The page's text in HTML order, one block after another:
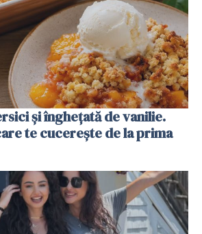
și înghețată de vanilie.
te cucerește de la prima